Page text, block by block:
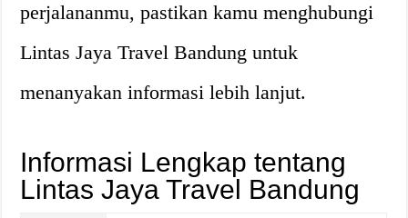
perjalananmu, pastikan kamu menghubungi
Lintas Jaya Travel Bandung untuk
menanyakan informasi lebih lanjut.
Informasi Lengkap tentang
Lintas Jaya Travel Bandung